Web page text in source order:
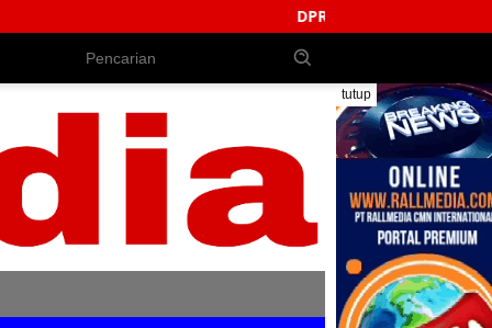
DPRD Jembrana Perkuat Produk Hukum
tutup